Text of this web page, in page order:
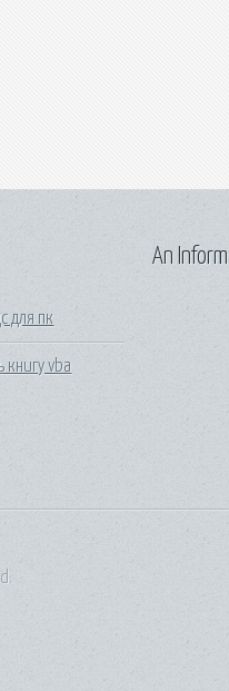
для пк
книгу vba
An